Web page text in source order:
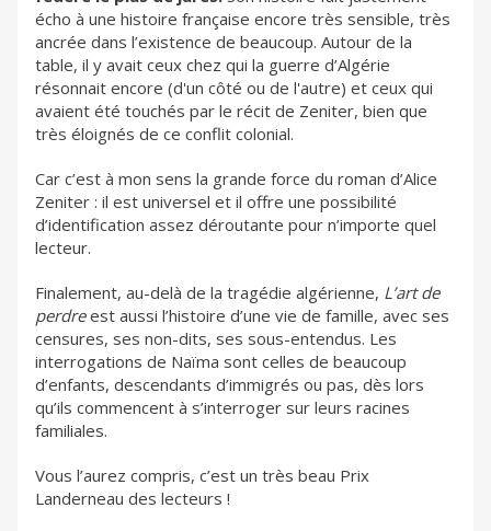
écho à une histoire française encore très sensible, très
ancrée dans l’existence de beaucoup. Autour de la
table, il y avait ceux chez qui la guerre d’Algérie
résonnait encore (d'un côté ou de l'autre) et ceux qui
avaient été touchés par le récit de Zeniter, bien que
très éloignés de ce conflit colonial.
Car c’est à mon sens la grande force du roman d’Alice
Zeniter : il est universel et il offre une possibilité
d’identification assez déroutante pour n’importe quel
lecteur.
Finalement, au-delà de la tragédie algérienne, L’art de
perdreest aussi l’histoire d’une vie de famille, avec ses
censures, ses non-dits, ses sous-entendus. Les
interrogations de Naïma sont celles de beaucoup
d’enfants, descendants d’immigrés ou pas, dès lors
qu’ils commencent à s’interroger sur leurs racines
familiales.
Vous l’aurez compris, c’est un très beau Prix
Landerneau des lecteurs !